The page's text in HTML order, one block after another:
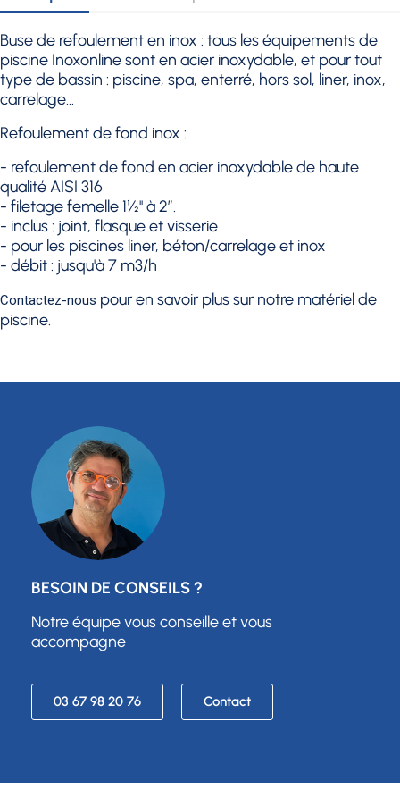
Buse de refoulement en inox : tous les équipements de
piscine Inoxonline sont en acier inoxydable, et pour tout
type de bassin : piscine, spa, enterré, hors sol, liner, inox,
carrelage...
Refoulement de fond inox :
- refoulement de fond en acier inoxydable de haute
qualité AISI 316
- filetage femelle 1½'' à 2”.
- inclus : joint, flasque et visserie
- pour les piscines liner, béton/carrelage et inox
- débit : jusqu'à 7 m3/h
Contactez-nous pour en savoir plus sur notre matériel de
piscine.
BESOIN DE CONSEILS ?
Notre équipe vous conseille et vous
accompagne
03 67 98 20 76 Contact